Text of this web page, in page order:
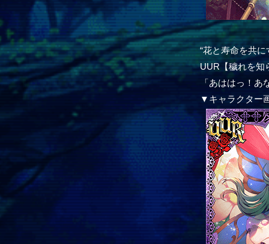
“花と寿命を共
UUR【穢れを知
「あははっ！
▼キャラクター